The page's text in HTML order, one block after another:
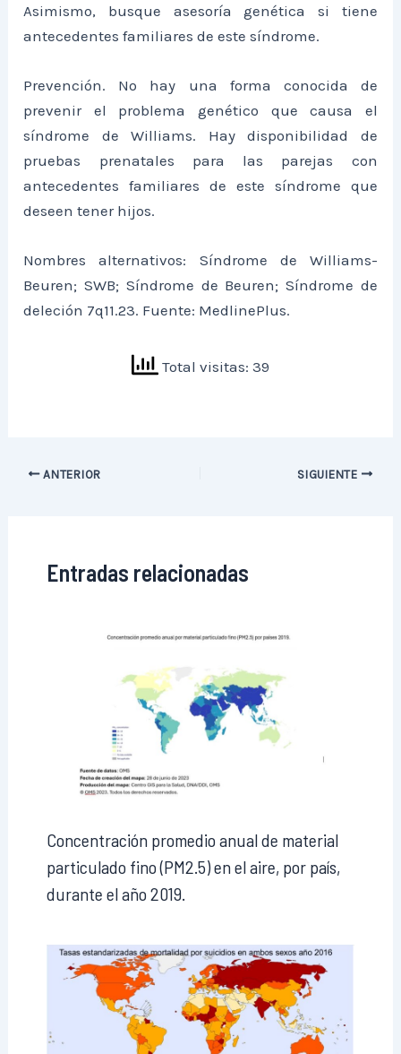
Asimismo, busque asesoría genética si tiene
antecedentes familiares de este síndrome.
Prevención. No hay una forma conocida de
prevenir el problema genético que causa el
síndrome de Williams. Hay disponibilidad de
pruebas prenatales para las parejas con
antecedentes familiares de este síndrome que
deseen tener hijos.
Nombres alternativos: Síndrome de Williams-
Beuren; SWB; Síndrome de Beuren; Síndrome de
deleción 7q11.23. Fuente: MedlinePlus.
Total visitas: 39
ANTERIOR SIGUIENTE
Entradas relacionadas
Concentración promedio anual de material
particulado fino (PM2.5) en el aire, por país,
durante el año 2019.